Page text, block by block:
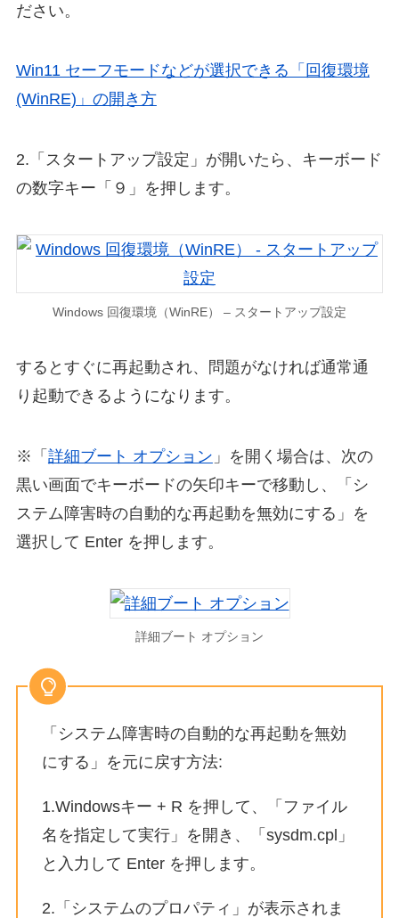
ださい。
Win11 セーフモードなどが選択できる「回復環境
(WinRE)」の開き方
2.「スタートアップ設定」が開いたら、キーボード
の数字キー「９」を押します。
Windows 回復環境（WinRE） – スタートアップ設定
するとすぐに再起動され、問題がなければ通常通
り起動できるようになります。
※「 詳細ブート オプション 」を開く場合は、次の
黒い画面でキーボードの矢印キーで移動し、「シ
ステム障害時の自動的な再起動を無効にする」を
選択して Enter を押します。
詳細ブート オプション
「システム障害時の自動的な再起動を無効
にする」を元に戻す方法:
1.Windowsキー + R を押して、「ファイル
名を指定して実行」を開き、「sysdm.cpl」
と入力して Enter を押します。
2.「システムのプロパティ」が表示されま